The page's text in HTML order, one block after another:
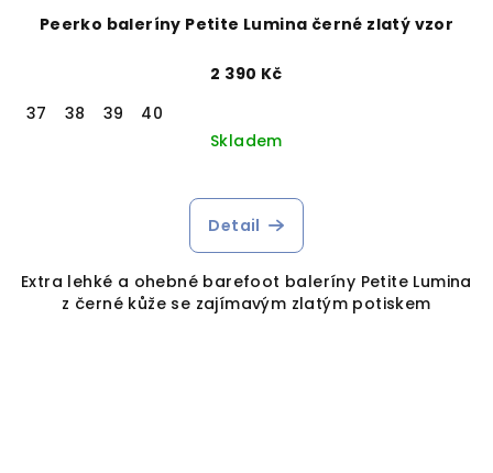
Peerko baleríny Petite Lumina černé zlatý vzor
2 390 Kč
37
38 39
40
Skladem
Detail
Extra lehké a ohebné barefoot baleríny Petite Lumina
z černé kůže se zajímavým zlatým potiskem